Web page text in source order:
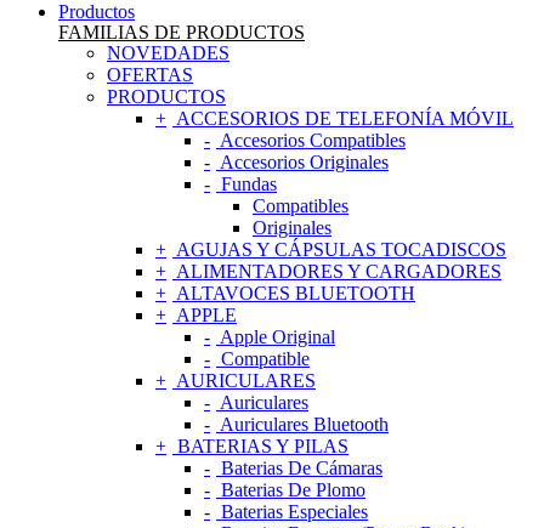
Productos
FAMILIAS DE PRODUCTOS
NOVEDADES
OFERTAS
PRODUCTOS
ACCESORIOS DE TELEFONÍA MÓVIL
Accesorios Compatibles
Accesorios Originales
Fundas
Compatibles
Originales
AGUJAS Y CÁPSULAS TOCADISCOS
ALIMENTADORES Y CARGADORES
ALTAVOCES BLUETOOTH
APPLE
Apple Original
Compatible
AURICULARES
Auriculares
Auriculares Bluetooth
BATERIAS Y PILAS
Baterias De Cámaras
Baterias De Plomo
Baterias Especiales